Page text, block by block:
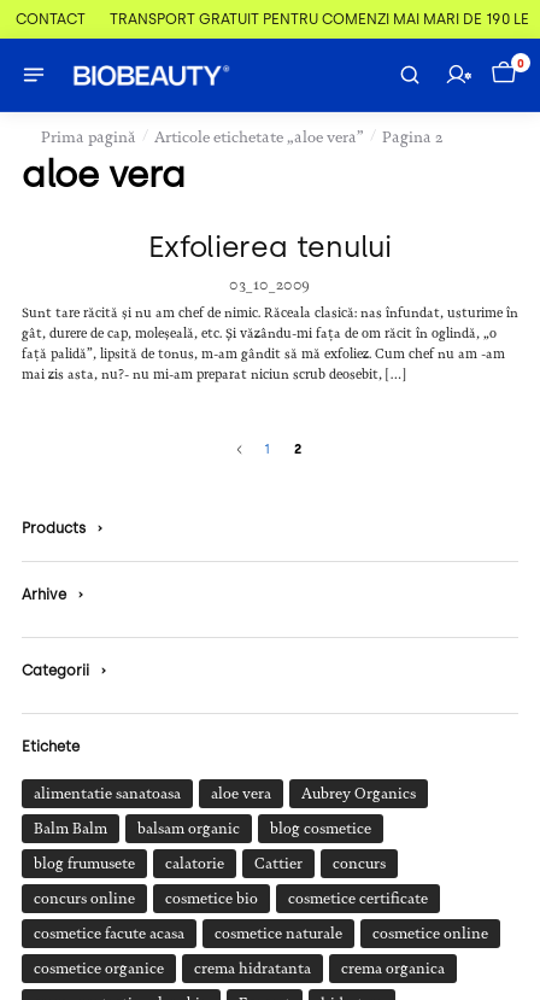
CONTACT TRANSPORT GRATUIT PENTRU COMENZI MAI MARI DE 190 LEI
0
Prima pagină / Articole etichetate „aloe vera” / Pagina 2
aloe vera
Exfolierea tenului
03_10_2009
Sunt tare răcită și nu am chef de nimic. Răceala clasică: nas înfundat, usturime în
gât, durere de cap, moleșeală, etc. Și văzându-mi fața de om răcit în oglindă, „o
față palidă”, lipsită de tonus, m-am gândit să mă exfoliez. Cum chef nu am -am
mai zis asta, nu?- nu mi-am preparat niciun scrub deosebit, […]
1 2
Products ›
Arhive ›
Categorii ›
Etichete
alimentatie sanatoasa aloe vera Aubrey Organics
Balm Balm balsam organic blog cosmetice
blog frumusete calatorie Cattier concurs
concurs online cosmetice bio cosmetice certificate
cosmetice facute acasa cosmetice naturale cosmetice online
cosmetice organice crema hidratanta crema organica